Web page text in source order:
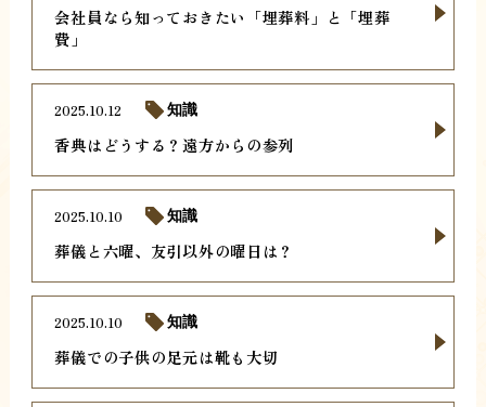
会社員なら知っておきたい「埋葬料」と「埋葬
費」
香典はどうする？遠方からの参列
2025.10.12 知識
葬儀と六曜、友引以外の曜日は？
2025.10.10 知識
葬儀での子供の足元は靴も大切
2025.10.10 知識